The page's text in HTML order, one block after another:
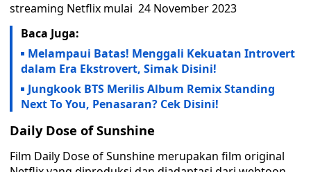
streaming Netflix mulai 24 November 2023
Baca Juga:
Melampaui Batas! Menggali Kekuatan Introvert
dalam Era Ekstrovert, Simak Disini!
Jungkook BTS Merilis Album Remix Standing
Next To You, Penasaran? Cek Disini!
Daily Dose of Sunshine
Film Daily Dose of Sunshine merupakan film original